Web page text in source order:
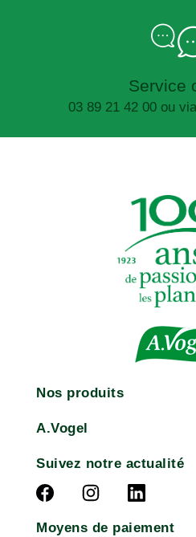
Service
03 89 21 42 00 ou
Nos produits
A.Vogel
Suivez notre actualité
Moyens de paiement